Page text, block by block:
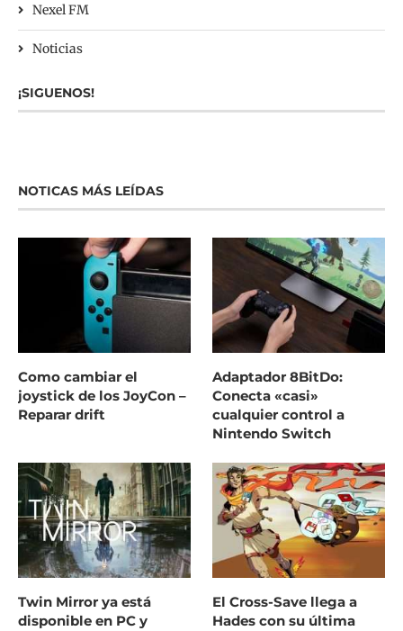
Nexel FM
Noticias
¡SIGUENOS!
NOTICAS MÁS LEÍDAS
Como cambiar el
joystick de los JoyCon –
Reparar drift
Adaptador 8BitDo:
Conecta «casi»
cualquier control a
Nintendo Switch
Twin Mirror ya está
disponible en PC y
El Cross-Save llega a
Hades con su última